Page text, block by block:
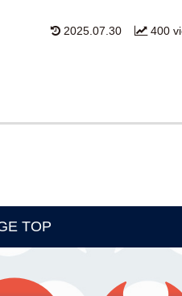
400
2025.07.30
TOP